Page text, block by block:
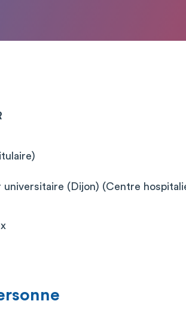
(Dijon) (Centre